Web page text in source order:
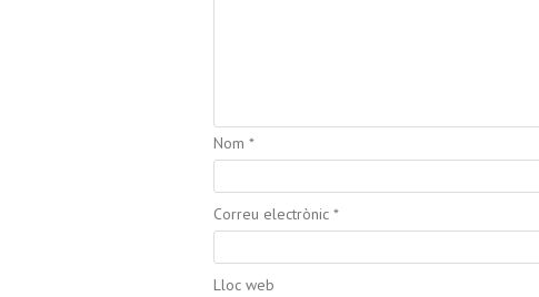
Nom *
Correu electrònic *
Lloc web